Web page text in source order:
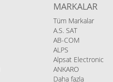
MARKALAR
Tüm Markalar
A.S. SAT
AB-COM
ALPS
Alpsat Electronic
ANKARO
Daha fazla